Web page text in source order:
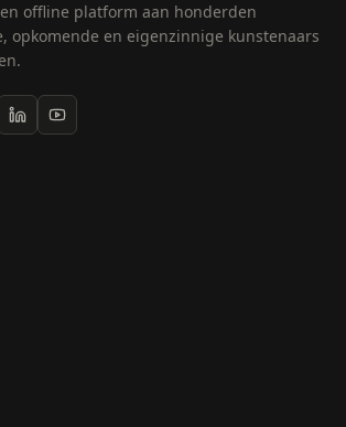
en offline platform aan honderden
opkomende en eigenzinnige kunstenaars